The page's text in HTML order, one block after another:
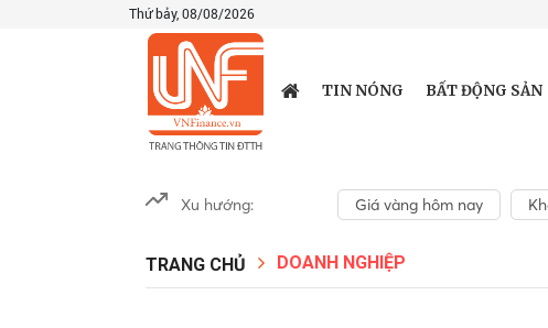
Thứ bảy, 08/08/2026
TIN NÓNG BẤT ĐỘNG SẢN
Xu hướng: Giá vàng hôm nay
TRANG CHỦ DOANH NGHIỆP